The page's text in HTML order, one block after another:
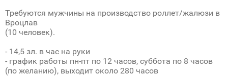
Требуются мужчины на производство роллет/жалюзи в
Вроцлав
(10 человек).
- 14,5 зл. в час на руки
- график работы пн-пт по 12 часов, суббота по 8 часов
(по желанию), выходит около 280 часов